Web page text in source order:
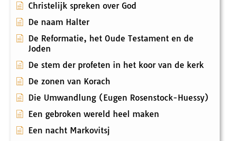
Christelijk spreken over God
De naam Halter
De Reformatie, het Oude Testament en de
Joden
De stem der profeten in het koor van de kerk
De zonen van Korach
Die Umwandlung (Eugen Rosenstock-Huessy)
Een gebroken wereld heel maken
Een nacht Markovitsj